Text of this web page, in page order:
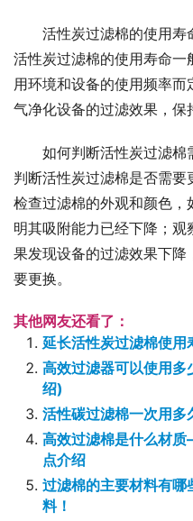
活性炭过滤棉的使用寿
活性炭过滤棉的使用寿命
用环境和设备的使用频率
气净化设备的过滤效果，保
如何判断活性炭过滤棉
判断活性炭过滤棉是否需要
检查过滤棉的外观和颜色
明其吸附能力已经下降；
果发现设备的过滤效果下
要更换。
其他网友还看了：
延长活性炭过滤棉使用
高效过滤器可以使用
绍)
活性碳过滤棉一次用
高效过滤棉是什么材
点介绍
过滤棉的主要材料有哪
料！